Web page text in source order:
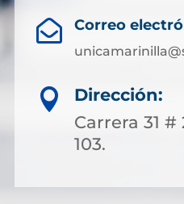
 Correo

Dirección:
Carrera 31 #
103.